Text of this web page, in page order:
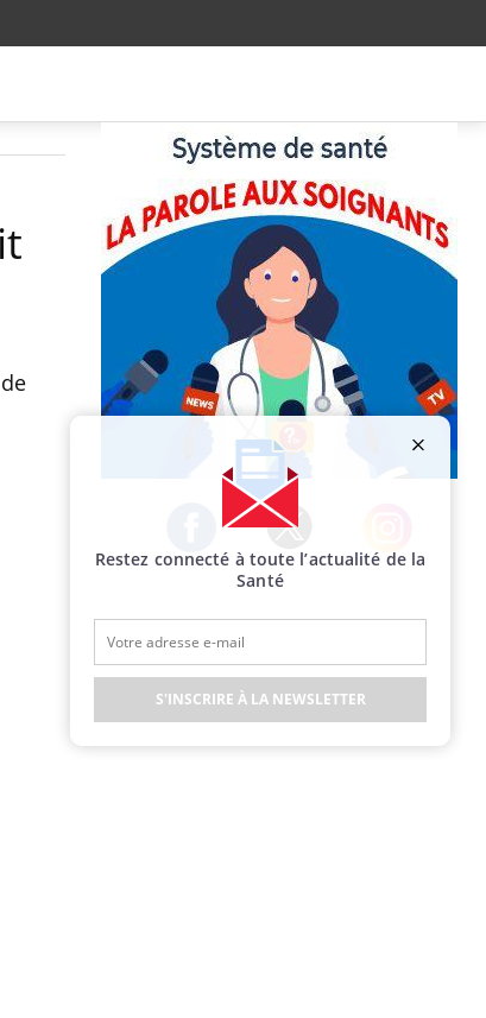
Facebook Twitter Instagram
Restez connecté à toute l’actualité de la
Santé
S'INSCRIRE À LA NEWSLETTER